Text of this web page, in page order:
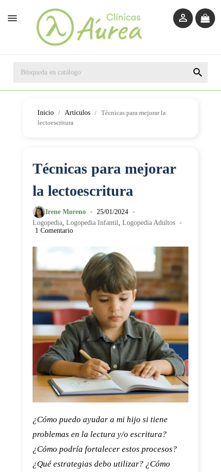
 

Inicio Artículos
Técnicas para mejorar la
lectoescritura
Técnicas para mejorar
la lectoescritura
Irene Moreno • 25/01/2024 •
Logopedia, Logopedia Infantil, Logopedia Adultos •
1 Comentario
¿Cómo puedo ayudar a mi hijo si tiene
problemas en la lectura y/o escritura?
¿Cómo podría fortalecer estos procesos?
¿Qué estrategias debo utilizar? ¿Cómo